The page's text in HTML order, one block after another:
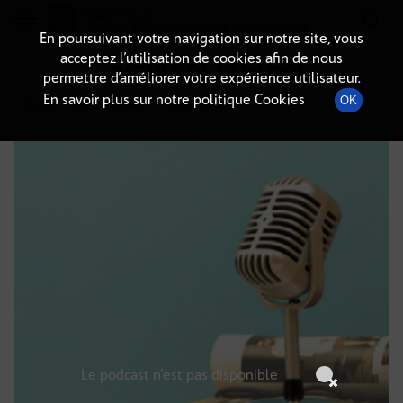
DÉTAILS DE L'ÉPISODE
17 novembre 2023à 15h59, durée : Invalid date
En poursuivant votre navigation sur notre site, vous
acceptez l’utilisation de cookies afin de nous
permettre d’améliorer votre expérience utilisateur.
En savoir plus sur notre politique Cookies
OK
Le podcast n'est pas disponible